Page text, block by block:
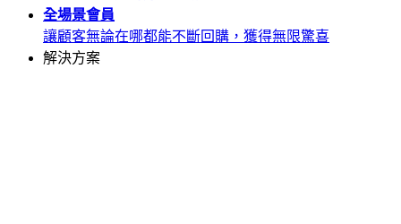
全場景會員
讓顧客無論在哪都能不斷回購，獲得無限驚喜
解決方案